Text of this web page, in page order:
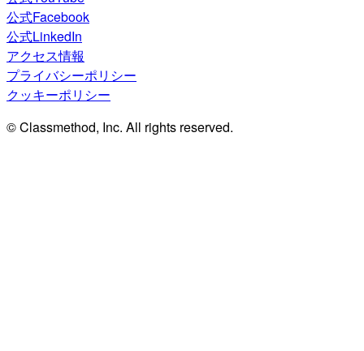
公式Facebook
公式LinkedIn
アクセス情報
プライバシーポリシー
クッキーポリシー
© Classmethod, Inc. All rights reserved.